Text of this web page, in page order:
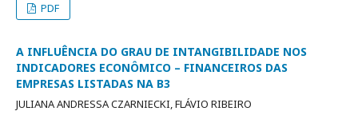
PDF
A INFLUÊNCIA DO GRAU DE INTANGIBILIDADE NOS
INDICADORES ECONÔMICO – FINANCEIROS DAS
EMPRESAS LISTADAS NA B3
JULIANA ANDRESSA CZARNIECKI, FLÁVIO RIBEIRO